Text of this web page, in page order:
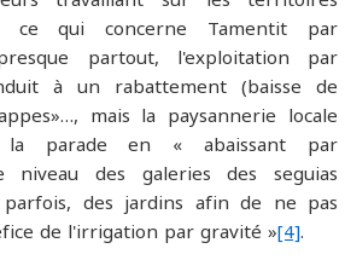
ce qui concerne Tamentit par
partout, l'exploitation par
à un rabattement (baisse de
mais la paysannerie locale
parade en « abaissant par
niveau des galeries des seguias
des jardins afin de ne pas
de l'irrigation par gravité »[4].